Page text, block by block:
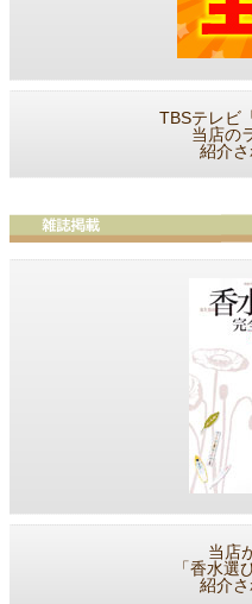
TBSテレビ
当店の
紹介さ
当店
「香水選
紹介さ